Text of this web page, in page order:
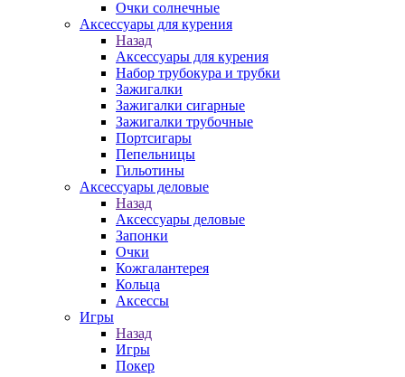
Очки солнечные
Аксессуары для курения
Назад
Аксессуары для курения
Набор трубокура и трубки
Зажигалки
Зажигалки сигарные
Зажигалки трубочные
Портсигары
Пепельницы
Гильотины
Аксессуары деловые
Назад
Аксессуары деловые
Запонки
Очки
Кожгалантерея
Кольца
Аксессы
Игры
Назад
Игры
Покер